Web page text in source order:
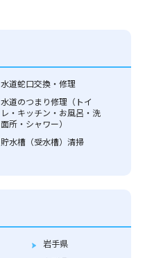
水道蛇口交換・修理
水道のつまり修理（トイ
レ・キッチン・お風呂・洗
面所・シャワー）
貯水槽（受水槽）清掃
岩手県